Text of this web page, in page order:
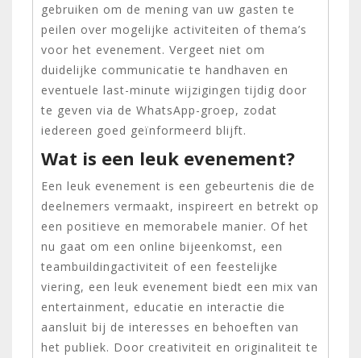
gebruiken om de mening van uw gasten te
peilen over mogelijke activiteiten of thema’s
voor het evenement. Vergeet niet om
duidelijke communicatie te handhaven en
eventuele last-minute wijzigingen tijdig door
te geven via de WhatsApp-groep, zodat
iedereen goed geïnformeerd blijft.
Wat is een leuk evenement?
Een leuk evenement is een gebeurtenis die de
deelnemers vermaakt, inspireert en betrekt op
een positieve en memorabele manier. Of het
nu gaat om een online bijeenkomst, een
teambuildingactiviteit of een feestelijke
viering, een leuk evenement biedt een mix van
entertainment, educatie en interactie die
aansluit bij de interesses en behoeften van
het publiek. Door creativiteit en originaliteit te